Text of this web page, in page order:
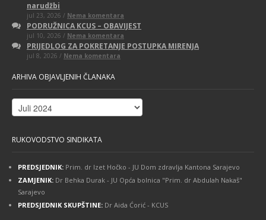
narudžbi
jul 23, 2026 / Nema komentara
Obavijest
za
Sindikata
–
PODRUŽNICA KCUS – OBAVIJEST
jul 10, 2026 / Nema komentara
PODRUŽNICA
KCUS
PRIJEDLOG ZA POKRETANJE POSTUPKA MIRENJA
jul 8, 2026 / Nema komentara
ARHIVA OBJAVLJENIH ČLANAKA
Arhiva
objavljenih
RUKOVODSTVO SINDIKATA
PREDSJEDNIK: Prim. dr Izet Hočko - JU Dom zdravlja Kantona Sarajevo
ZAMJENIK: Dr Behka Durak - JU Opća bolnica "Prim. dr Abdulah Nakaš"
Sarajevo
PREDSJEDNIK SKUPŠTINE: Dr Aida Ćorić - KCUS